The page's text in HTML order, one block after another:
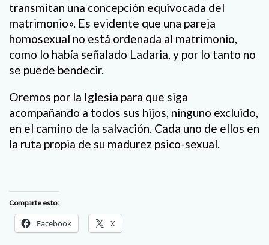
transmitan una concepción equivocada del
matrimonio». Es evidente que una pareja
homosexual no está ordenada al matrimonio,
como lo había señalado Ladaria, y por lo tanto no
se puede bendecir.
Oremos por la Iglesia para que siga
acompañando a todos sus hijos, ninguno excluido,
en el camino de la salvación. Cada uno de ellos en
la ruta propia de su madurez psico-sexual.
Comparte esto:
Facebook X